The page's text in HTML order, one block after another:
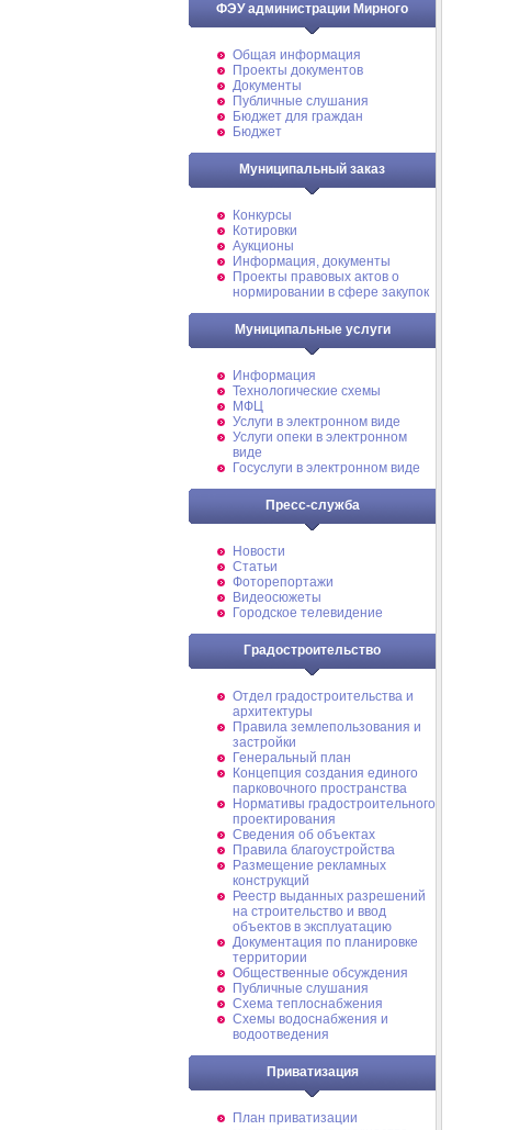
ФЭУ администрации Мирного
Общая информация
Проекты документов
Документы
Публичные слушания
Бюджет для граждан
Бюджет
Муниципальный заказ
Конкурсы
Котировки
Аукционы
Информация, документы
Проекты правовых актов о
нормировании в сфере закупок
Муниципальные услуги
Информация
Технологические схемы
МФЦ
Услуги в электронном виде
Услуги опеки в электронном
виде
Госуслуги в электронном виде
Пресс-служба
Новости
Статьи
Фоторепортажи
Видеосюжеты
Городское телевидение
Градостроительство
Отдел градостроительства и
архитектуры
Правила землепользования и
застройки
Генеральный план
Концепция создания единого
парковочного пространства
Нормативы градостроительного
проектирования
Сведения об объектах
Правила благоустройства
Размещение рекламных
конструкций
Реестр выданных разрешений
на строительство и ввод
объектов в эксплуатацию
Документация по планировке
территории
Общественные обсуждения
Публичные слушания
Схема теплоснабжения
Схемы водоснабжения и
водоотведения
Приватизация
План приватизации